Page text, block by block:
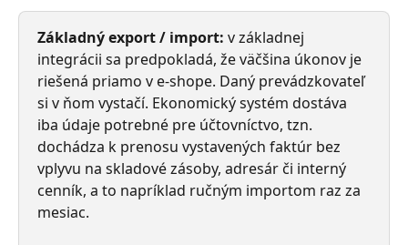
Základný export / import: v základnej
integrácii sa predpokladá, že väčšina úkonov je
riešená priamo v e-shope. Daný prevádzkovateľ
si v ňom vystačí. Ekonomický systém dostáva
iba údaje potrebné pre účtovníctvo, tzn.
dochádza k prenosu vystavených faktúr bez
vplyvu na skladové zásoby, adresár či interný
cenník, a to napríklad ručným importom raz za
mesiac.